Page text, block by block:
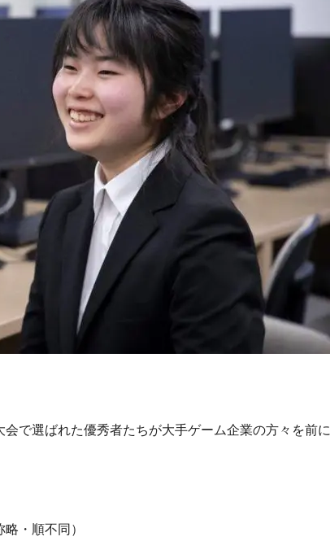
で選ばれた優秀者たちが大手ゲーム企業の方々を前に
・順不同）